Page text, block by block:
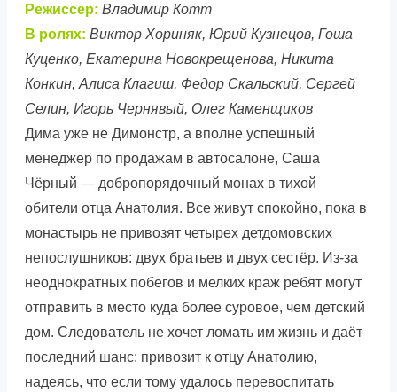
Режиссер: Владимир Котт
В ролях: Виктор Хориняк, Юрий Кузнецов, Гоша
Куценко, Екатерина Новокрещенова, Никита
Конкин, Алиса Клагиш, Федор Скальский, Сергей
Селин, Игорь Чернявый, Олег Каменщиков
Дима уже не Димонстр, а вполне успешный
менеджер по продажам в автосалоне, Саша
Чёрный — добропорядочный монах в тихой
обители отца Анатолия. Все живут спокойно, пока в
монастырь не привозят четырех детдомовских
непослушников: двух братьев и двух сестёр. Из-за
неоднократных побегов и мелких краж ребят могут
отправить в место куда более суровое, чем детский
дом. Следователь не хочет ломать им жизнь и даёт
последний шанс: привозит к отцу Анатолию,
надеясь, что если тому удалось перевоспитать